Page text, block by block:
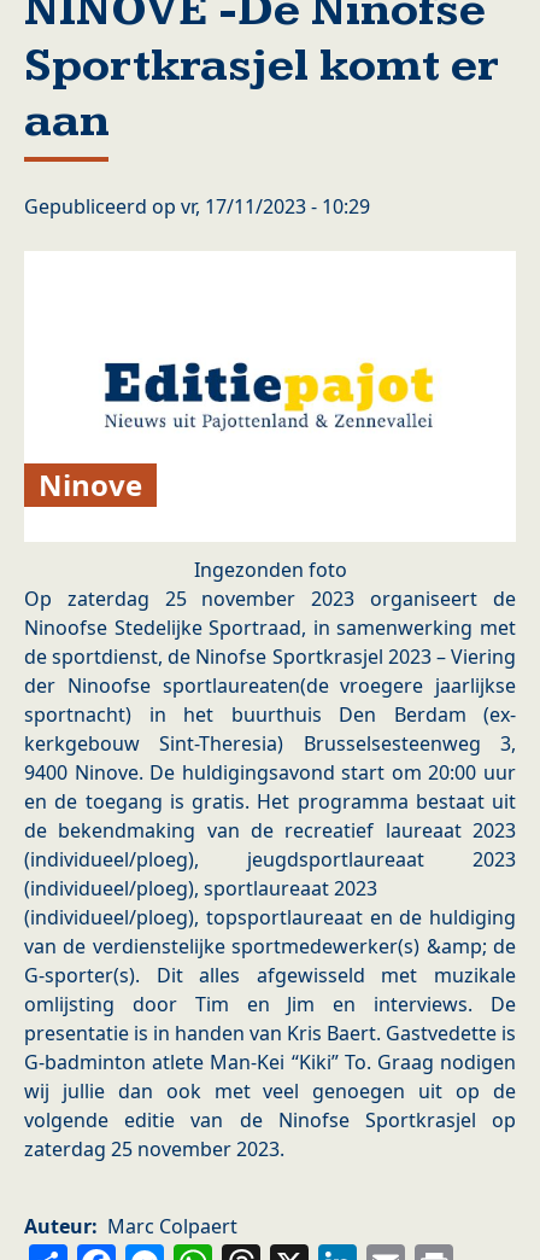
Sportkrasjel komt er
aan
Gepubliceerd op vr, 17/11/2023 - 10:29
Ninove
Ingezonden foto
Op zaterdag 25 november 2023 organiseert de
Ninoofse Stedelijke Sportraad, in samenwerking met
de sportdienst, de Ninofse Sportkrasjel 2023 – Viering
der Ninoofse sportlaureaten(de vroegere jaarlijkse
sportnacht) in het buurthuis Den Berdam (ex-
kerkgebouw Sint-Theresia) Brusselsesteenweg 3,
9400 Ninove. De huldigingsavond start om 20:00 uur
en de toegang is gratis. Het programma bestaat uit
de bekendmaking van de recreatief laureaat 2023
(individueel/ploeg), jeugdsportlaureaat 2023
(individueel/ploeg), sportlaureaat 2023
(individueel/ploeg), topsportlaureaat en de huldiging
van de verdienstelijke sportmedewerker(s) &amp; de
G-sporter(s). Dit alles afgewisseld met muzikale
omlijsting door Tim en Jim en interviews. De
presentatie is in handen van Kris Baert. Gastvedette is
G-badminton atlete Man-Kei “Kiki” To. Graag nodigen
wij jullie dan ook met veel genoegen uit op de
volgende editie van de Ninofse Sportkrasjel op
zaterdag 25 november 2023.
Auteur Marc Colpaert